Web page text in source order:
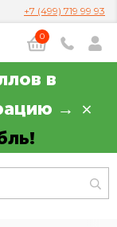
+7 (499) 719 99 93
0
в
→